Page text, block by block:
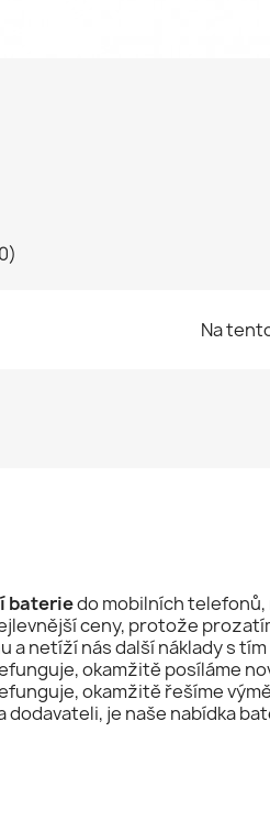
Na
bateriedo mobilních
ceny, protože
a netíží nás další náklady s
okamžitě posíláme
okamžitě řešíme
dodavateli, je naše nabídka